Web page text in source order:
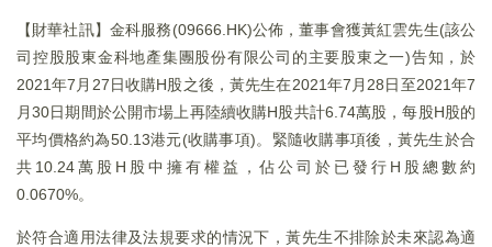
【財華社訊】金科服務(09666.HK)公佈，董事會獲黃紅雲先生(該公
司控股股東金科地產集團股份有限公司的主要股東之一)告知，於
2021年7月27日收購H股之後，黃先生在2021年7月28日至2021年7
月30日期間於公開市場上再陸續收購H股共計6.74萬股，每股H股的
平均價格約為50.13港元(收購事項)。緊隨收購事項後，黃先生於合
共10.24萬股H股中擁有權益，佔公司於已發行H股總數約
0.0670%。
於符合適用法律及法規要求的情況下，黃先生不排除於未來認為適